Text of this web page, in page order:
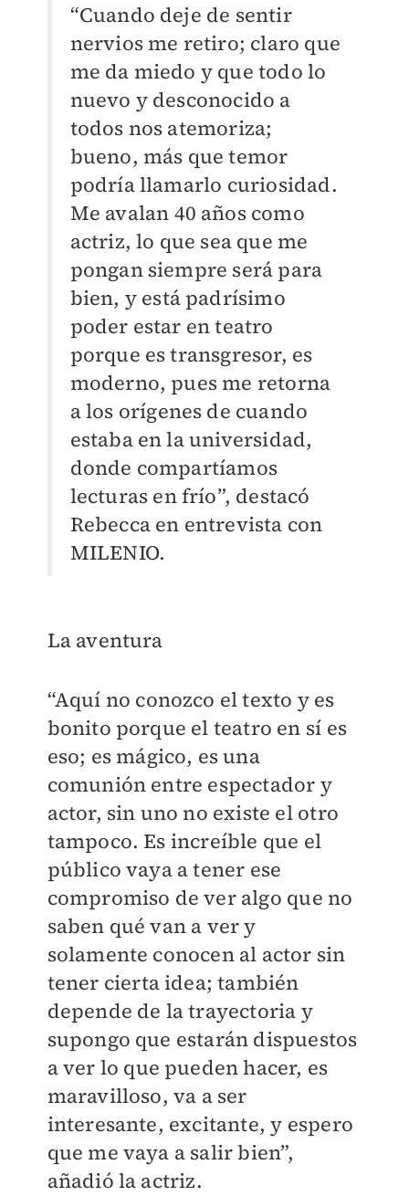
“Cuando deje de sentir
nervios me retiro; claro que
me da miedo y que todo lo
nuevo y desconocido a
todos nos atemoriza;
bueno, más que temor
podría llamarlo curiosidad.
Me avalan 40 años como
actriz, lo que sea que me
pongan siempre será para
bien, y está padrísimo
poder estar en teatro
porque es transgresor, es
moderno, pues me retorna
a los orígenes de cuando
estaba en la universidad,
donde compartíamos
lecturas en frío”, destacó
Rebecca en entrevista con
MILENIO.
La aventura
“Aquí no conozco el texto y es
bonito porque el teatro en sí es
eso; es mágico, es una
comunión entre espectador y
actor, sin uno no existe el otro
tampoco. Es increíble que el
público vaya a tener ese
compromiso de ver algo que no
saben qué van a ver y
solamente conocen al actor sin
tener cierta idea; también
depende de la trayectoria y
supongo que estarán dispuestos
a ver lo que pueden hacer, es
maravilloso, va a ser
interesante, excitante, y espero
que me vaya a salir bien”,
añadió la actriz.